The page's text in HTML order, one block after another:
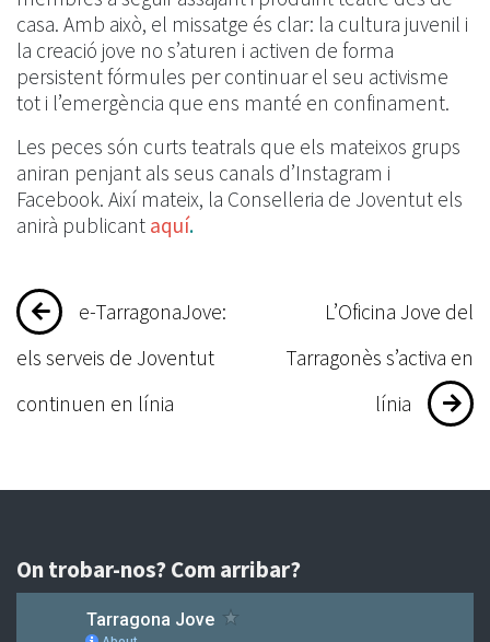
casa. Amb això, el missatge és clar: la cultura juvenil i
la creació jove no s’aturen i activen de forma
persistent fórmules per continuar el seu activisme
tot i l’emergència que ens manté en confinament.
Les peces són curts teatrals que els mateixos grups
aniran penjant als seus canals d’Instagram i
Facebook. Així mateix, la Conselleria de Joventut els
anirà publicant aquí.
Navegació
d'entrades
e-TarragonaJove:
els serveis de Joventut
continuen en línia
L’Oficina Jove del
Tarragonès s’activa en
línia
On trobar-nos? Com arribar?